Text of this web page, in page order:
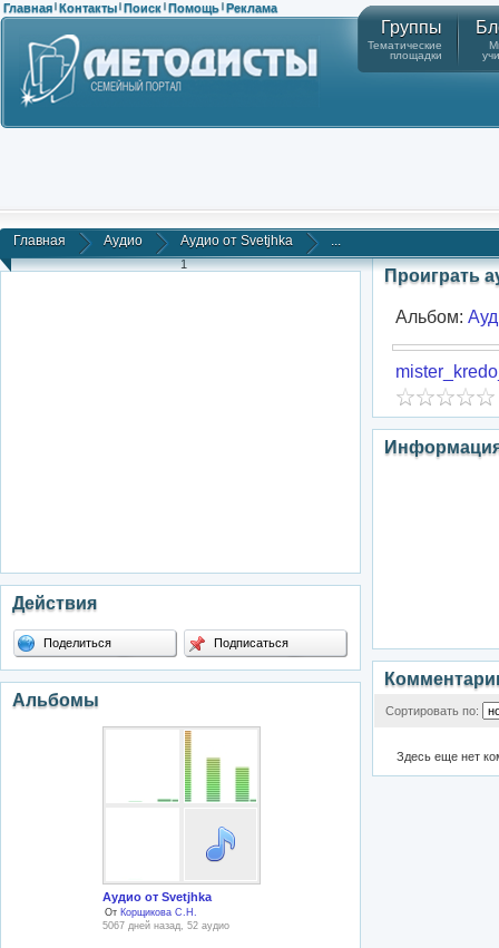
Главная | Контакты | Поиск | Помощь | Реклама
Группы
Тематические
площадки
Главная Аудио Аудио от Svetjhka ...
1
Действия
Поделиться Подписаться
Альбомы
Аудио от Svetjhka
От Корщикова С.Н.
5067 дней назад, 52 аудио
Проиграть
Альбом:
Сортировать по:
Здесь еще нет